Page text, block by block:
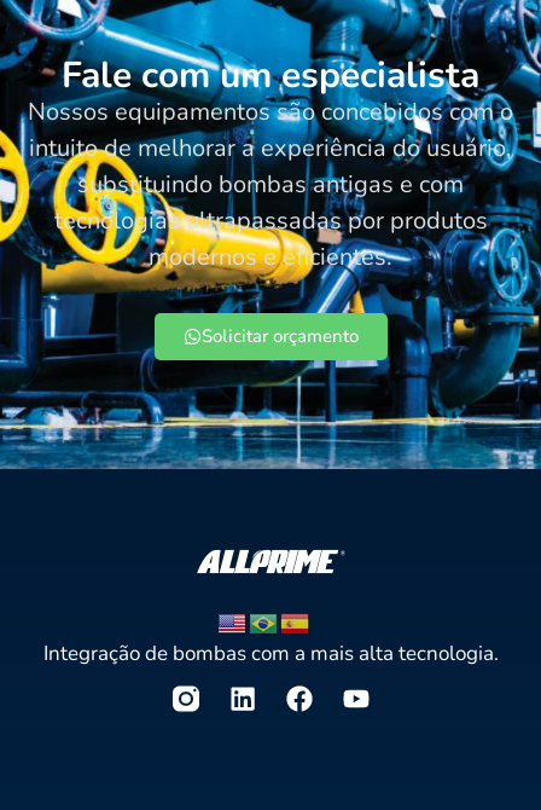
Fale com um especialista
Nossos equipamentos são concebidos com o
intuito de melhorar a experiência do usuário,
substituindo bombas antigas e com
tecnologias ultrapassadas por produtos
modernos e eficientes.
Solicitar orçamento
Integração de bombas com a mais alta tecnologia.